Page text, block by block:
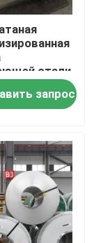
стали
стали
стали
ранг 304
запрос